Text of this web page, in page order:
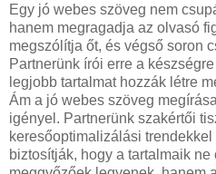
Egy jó webes szöveg nem
hanem megragadja az olvasó
megszólítja őt, és végső soron
Partnerünk írói erre a
legjobb tartalmat hozzák létre
Ám a jó webes szöveg
igényel. Partnerünk szakértői
keresőoptimalizálási
biztosítják, hogy a tartalmaik